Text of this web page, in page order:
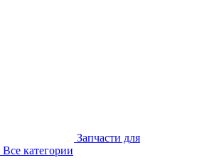
Запчасти для
Все категории